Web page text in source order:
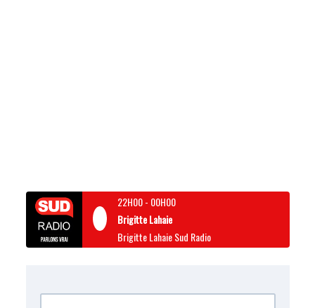
22H00- 00H00
Brigitte Lahaie
Brigitte Lahaie Sud Radio